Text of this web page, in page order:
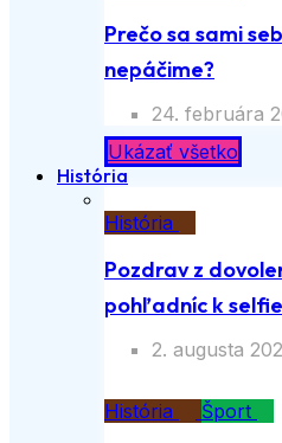
Prečo sa sami
nepáčime?
24. februára
Ukázať všetko
História
História
Pozdrav z
pohľadníc k selfie
2. augusta
História Šport